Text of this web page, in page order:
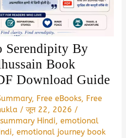
Serendipity By
Book
Download Guide
, Free eBooks, Free
/जून 22, 2026 /
Hindi,emotional
,emotional journey book